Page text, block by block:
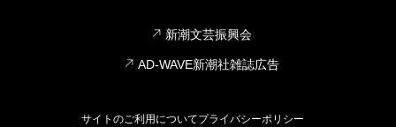
新潮文芸振興会
AD-WAVE新潮社雑誌広告
サイトのご利用についてプライバシーポリシー